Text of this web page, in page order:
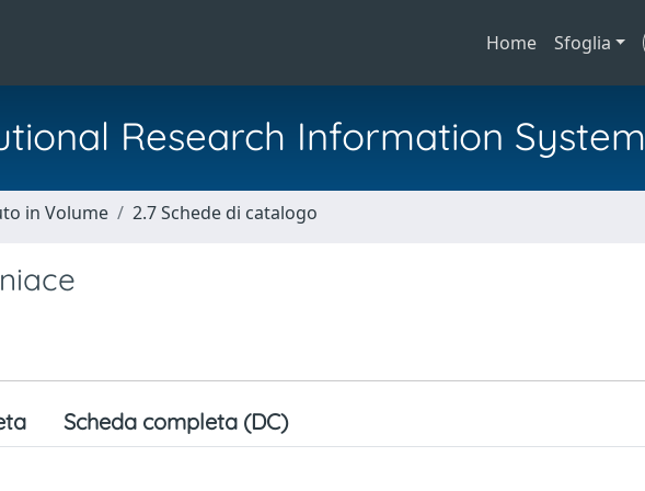
Home Sfoglia
Research Information System
in Volume 2.7 Schede di catalogo
Scheda completa (DC)